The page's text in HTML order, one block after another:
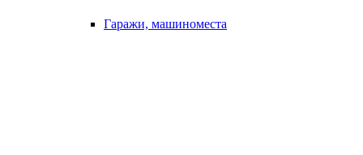
Гаражи, машиноместа